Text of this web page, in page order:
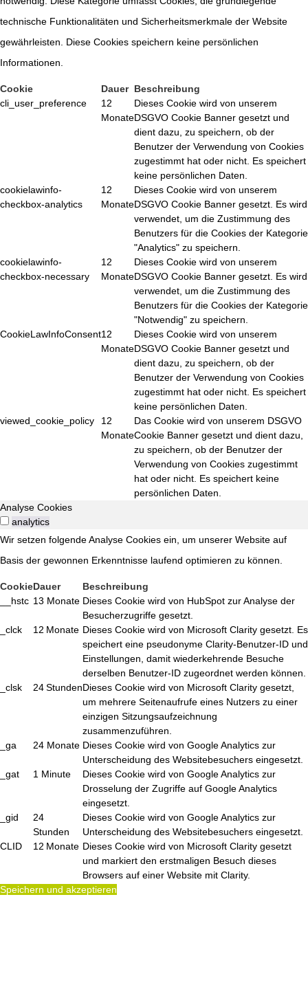
technische Funktionalitäten und Sicherheitsmerkmale der Website
gewährleisten. Diese Cookies speichern keine persönlichen
Informationen.
Cookie Dauer Beschreibung
cli_user_preference
12
Monate
Dieses Cookie wird von unserem
DSGVO Cookie Banner gesetzt und
dient dazu, zu speichern, ob der
Benutzer der Verwendung von Cookies
zugestimmt hat oder nicht. Es speichert
keine persönlichen Daten.
cookielawinfo-
checkbox-analytics
12
Monate
Dieses Cookie wird von unserem
DSGVO Cookie Banner gesetzt. Es wird
verwendet, um die Zustimmung des
Benutzers für die Cookies der Kategorie
"Analytics" zu speichern.
cookielawinfo-
checkbox-necessary
12
Monate
Dieses Cookie wird von unserem
DSGVO Cookie Banner gesetzt. Es wird
verwendet, um die Zustimmung des
Benutzers für die Cookies der Kategorie
"Notwendig" zu speichern.
CookieLawInfoConsent12
Monate
Dieses Cookie wird von unserem
DSGVO Cookie Banner gesetzt und
dient dazu, zu speichern, ob der
Benutzer der Verwendung von Cookies
zugestimmt hat oder nicht. Es speichert
keine persönlichen Daten.
viewed_cookie_policy
12
Monate
Das Cookie wird von unserem DSGVO
Cookie Banner gesetzt und dient dazu,
zu speichern, ob der Benutzer der
Verwendung von Cookies zugestimmt
hat oder nicht. Es speichert keine
persönlichen Daten.
Analyse Cookies
analytics
Wir setzen folgende Analyse Cookies ein, um unserer Website auf
Basis der gewonnen Erkenntnisse laufend optimieren zu können.
CookieDauer
Beschreibung
__hstc 13 Monate Dieses Cookie wird von HubSpot zur Analyse der
Besucherzugriffe gesetzt.
_clck
12 Monate Dieses Cookie wird von Microsoft Clarity gesetzt. Es
speichert eine pseudonyme Clarity-Benutzer-ID und
Einstellungen, damit wiederkehrende Besuche
derselben Benutzer-ID zugeordnet werden können.
_clsk
24 StundenDieses Cookie wird von Microsoft Clarity gesetzt,
um mehrere Seitenaufrufe eines Nutzers zu einer
einzigen Sitzungsaufzeichnung
zusammenzuführen.
_ga
24 Monate Dieses Cookie wird von Google Analytics zur
Unterscheidung des Websitebesuchers eingesetzt.
_gat
1 Minute
Dieses Cookie wird von Google Analytics zur
Drosselung der Zugriffe auf Google Analytics
eingesetzt.
_gid
24
Stunden
Dieses Cookie wird von Google Analytics zur
Unterscheidung des Websitebesuchers eingesetzt.
CLID
12 Monate Dieses Cookie wird von Microsoft Clarity gesetzt
und markiert den erstmaligen Besuch dieses
Browsers auf einer Website mit Clarity.
Speichern und akzeptieren